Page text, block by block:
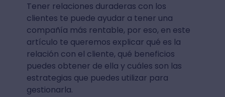
Tener relaciones duraderas con los
clientes te puede ayudar a tener una
compañía más rentable, por eso, en este
artículo te queremos explicar qué es la
relación con el cliente, qué beneficios
puedes obtener de ella y cuáles son las
estrategias que puedes utilizar para
gestionarla.